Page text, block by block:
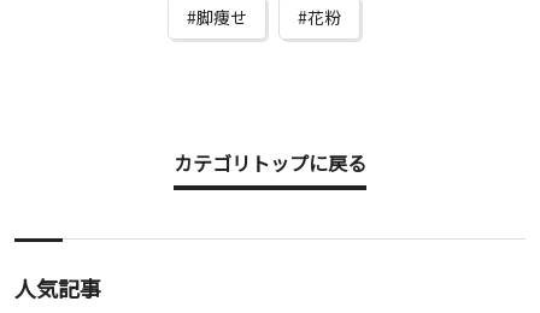
脚痩せ 花粉
カテゴリトップに戻る
人気記事